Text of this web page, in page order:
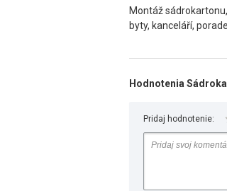
Montáž
byty, kanceláří,
Hodnotenia
Pridaj hodnotenie: